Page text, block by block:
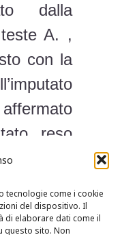
tecnologie come i cookie
del dispositivo. Il
di elaborare dati come il
questo sito. Non
dalla
A. ,
con la
reso
del